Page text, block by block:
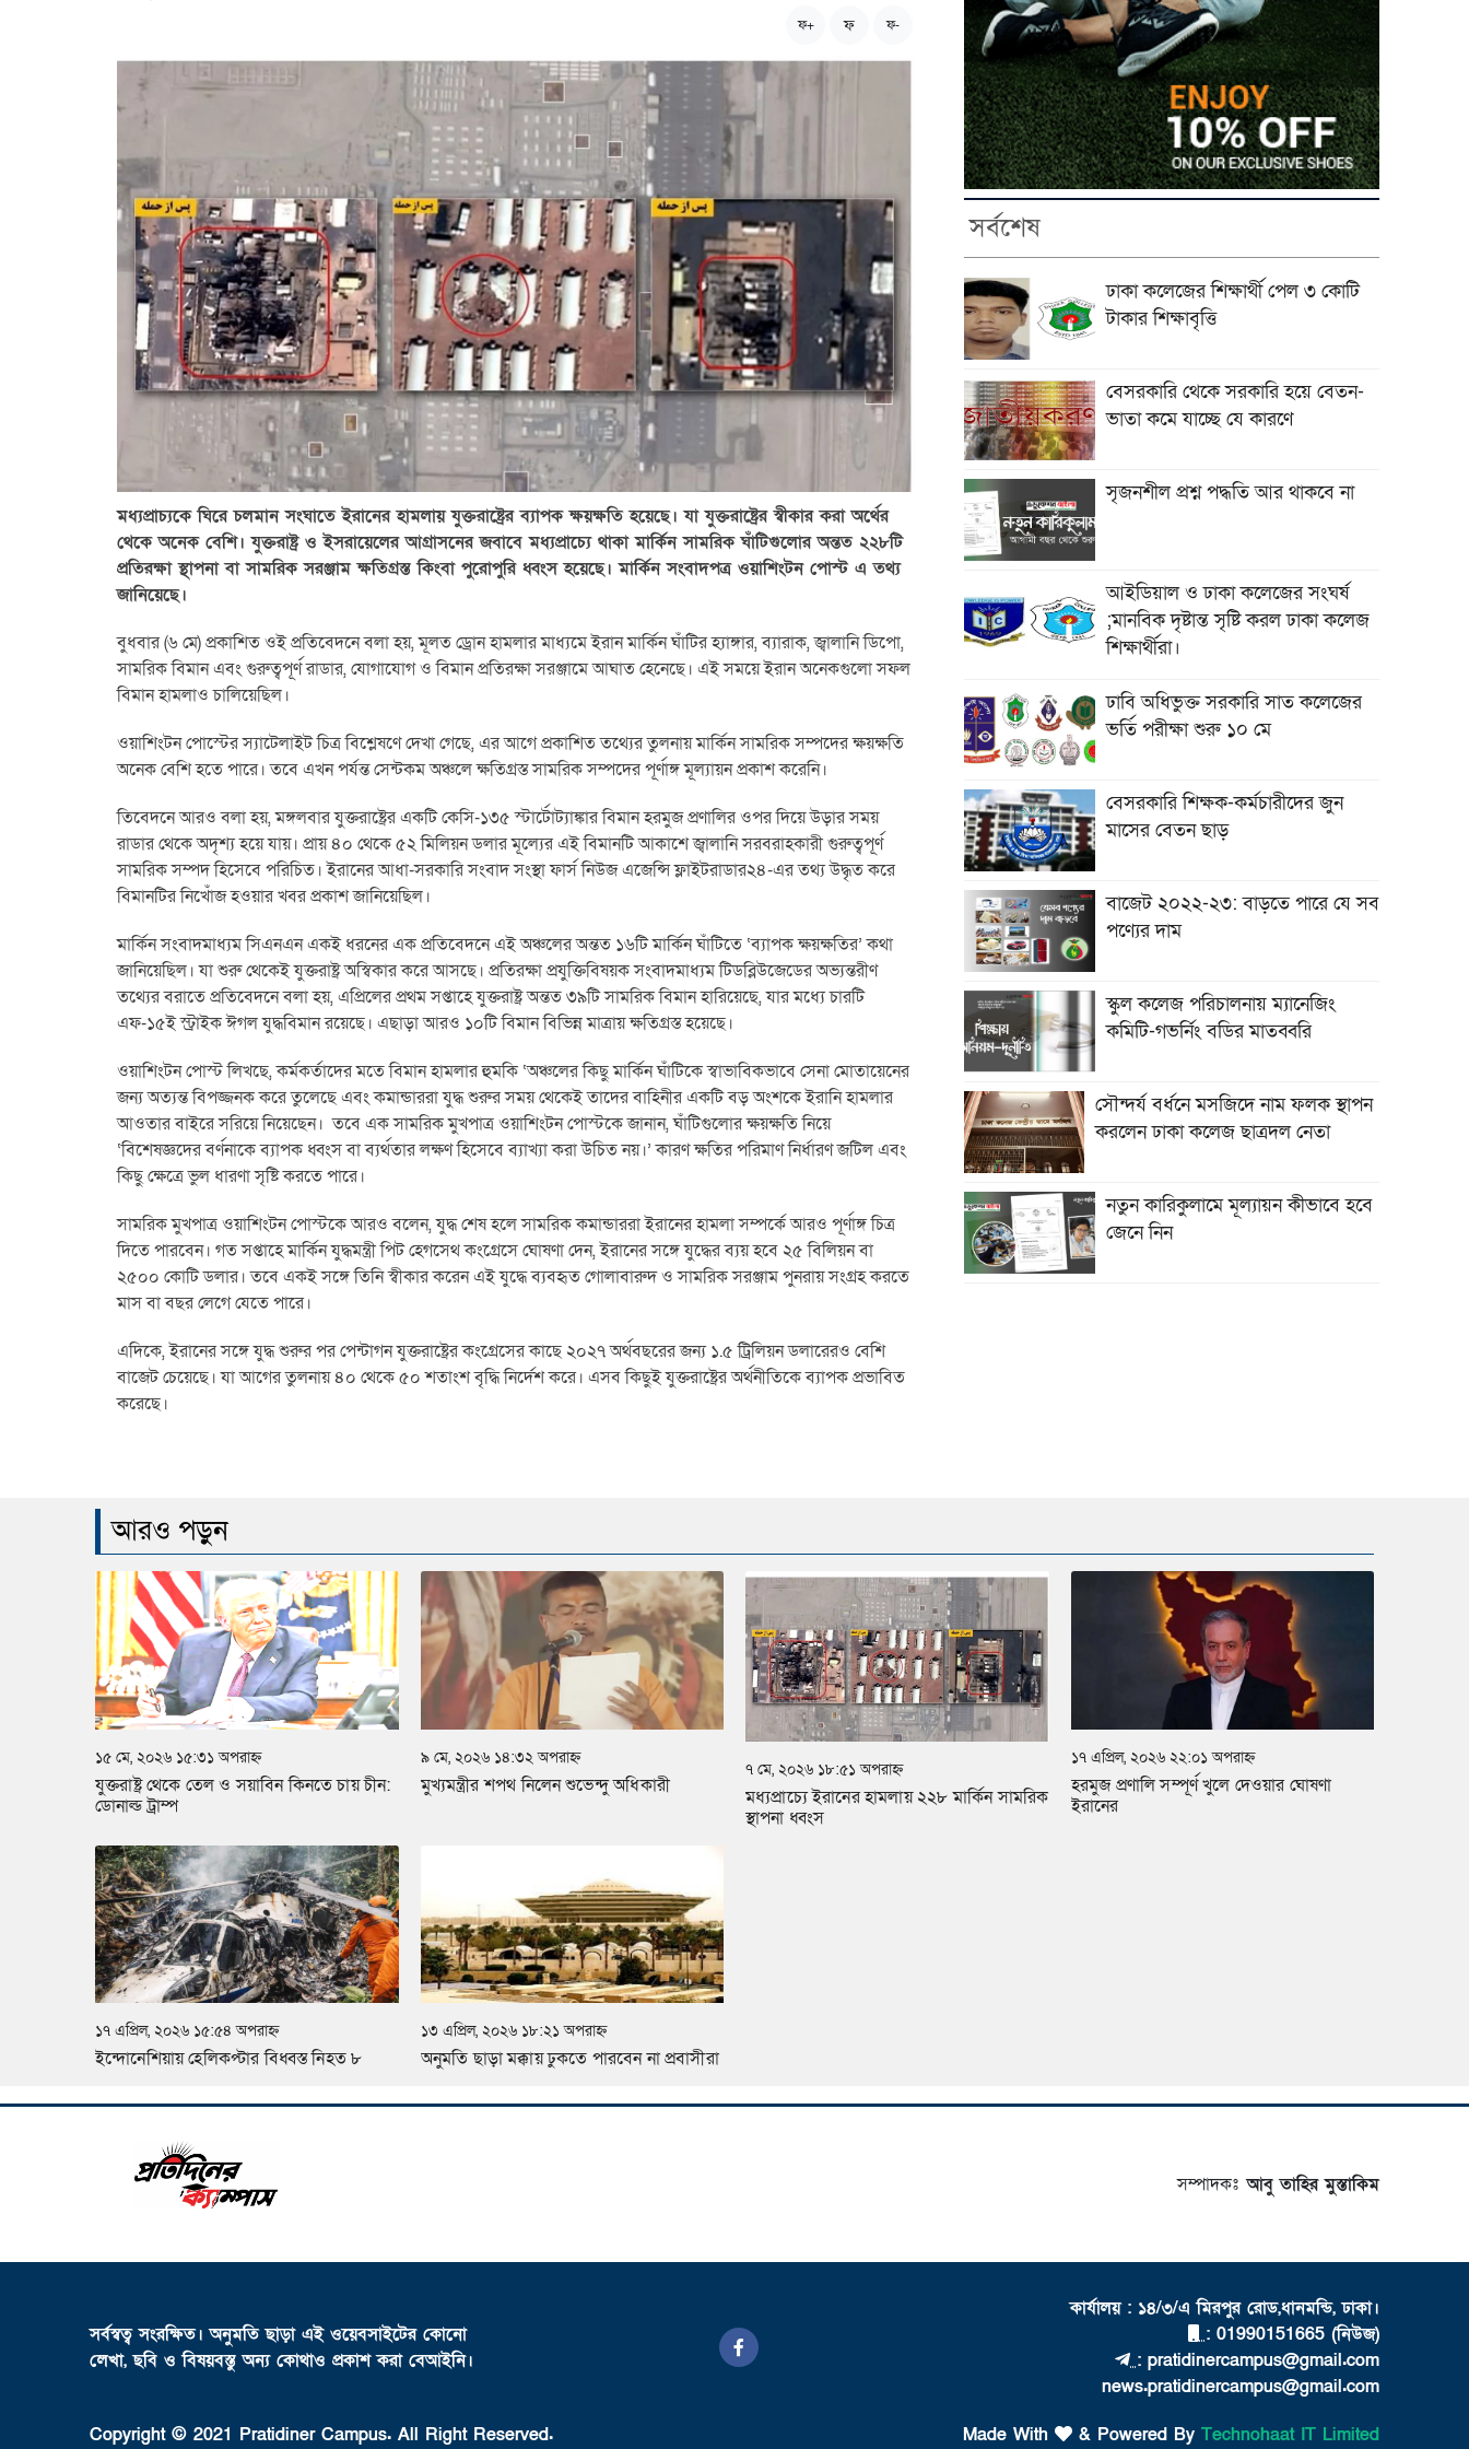
ফ+ ফ ফ-
মধ্যপ্রাচ্যকে ঘিরে চলমান সংঘাতে ইরানের হামলায় যুক্তরাষ্ট্রের ব্যাপক ক্ষয়ক্ষতি হয়েছে। যা যুক্তরাষ্ট্রের স্বীকার করা অর্থের
থেকে অনেক বেশি। যুক্তরাষ্ট্র ও ইসরায়েলের আগ্রাসনের জবাবে মধ্যপ্রাচ্যে থাকা মার্কিন সামরিক ঘাঁটিগুলোর অন্তত ২২৮টি
প্রতিরক্ষা স্থাপনা বা সামরিক সরঞ্জাম ক্ষতিগ্রস্ত কিংবা পুরোপুরি ধ্বংস হয়েছে। মার্কিন সংবাদপত্র ওয়াশিংটন পোস্ট এ তথ্য
জানিয়েছে।
বুধবার (৬ মে) প্রকাশিত ওই প্রতিবেদনে বলা হয়, মূলত ড্রোন হামলার মাধ্যমে ইরান মার্কিন ঘাঁটির হ্যাঙ্গার, ব্যারাক, জ্বালানি ডিপো,
সামরিক বিমান এবং গুরুত্বপূর্ণ রাডার, যোগাযোগ ও বিমান প্রতিরক্ষা সরঞ্জামে আঘাত হেনেছে। এই সময়ে ইরান অনেকগুলো সফল
বিমান হামলাও চালিয়েছিল।
ওয়াশিংটন পোস্টের স্যাটেলাইট চিত্র বিশ্লেষণে দেখা গেছে, এর আগে প্রকাশিত তথ্যের তুলনায় মার্কিন সামরিক সম্পদের ক্ষয়ক্ষতি
অনেক বেশি হতে পারে। তবে এখন পর্যন্ত সেন্টকম অঞ্চলে ক্ষতিগ্রস্ত সামরিক সম্পদের পূর্ণাঙ্গ মূল্যায়ন প্রকাশ করেনি।
তিবেদনে আরও বলা হয়, মঙ্গলবার যুক্তরাষ্ট্রের একটি কেসি-১৩৫ স্টার্টোট্যাঙ্কার বিমান হরমুজ প্রণালির ওপর দিয়ে উড়ার সময়
রাডার থেকে অদৃশ্য হয়ে যায়। প্রায় ৪০ থেকে ৫২ মিলিয়ন ডলার মূল্যের এই বিমানটি আকাশে জ্বালানি সরবরাহকারী গুরুত্বপূর্ণ
সামরিক সম্পদ হিসেবে পরিচিত। ইরানের আধা-সরকারি সংবাদ সংস্থা ফার্স নিউজ এজেন্সি ফ্লাইটরাডার২৪-এর তথ্য উদ্ধৃত করে
বিমানটির নিখোঁজ হওয়ার খবর প্রকাশ জানিয়েছিল।
মার্কিন সংবাদমাধ্যম সিএনএন একই ধরনের এক প্রতিবেদনে এই অঞ্চলের অন্তত ১৬টি মার্কিন ঘাঁটিতে ‘ব্যাপক ক্ষয়ক্ষতির’ কথা
জানিয়েছিল। যা শুরু থেকেই যুক্তরাষ্ট্র অস্বিকার করে আসছে। প্রতিরক্ষা প্রযুক্তিবিষয়ক সংবাদমাধ্যম টিডব্লিউজেডের অভ্যন্তরীণ
তথ্যের বরাতে প্রতিবেদনে বলা হয়, এপ্রিলের প্রথম সপ্তাহে যুক্তরাষ্ট্র অন্তত ৩৯টি সামরিক বিমান হারিয়েছে, যার মধ্যে চারটি
এফ-১৫ই স্ট্রাইক ঈগল যুদ্ধবিমান রয়েছে। এছাড়া আরও ১০টি বিমান বিভিন্ন মাত্রায় ক্ষতিগ্রস্ত হয়েছে।
ওয়াশিংটন পোস্ট লিখছে, কর্মকর্তাদের মতে বিমান হামলার হুমকি ‘অঞ্চলের কিছু মার্কিন ঘাঁটিকে স্বাভাবিকভাবে সেনা মোতায়েনের
জন্য অত্যন্ত বিপজ্জনক করে তুলেছে এবং কমান্ডাররা যুদ্ধ শুরুর সময় থেকেই তাদের বাহিনীর একটি বড় অংশকে ইরানি হামলার
আওতার বাইরে সরিয়ে নিয়েছেন। তবে এক সামরিক মুখপাত্র ওয়াশিংটন পোস্টকে জানান, ঘাঁটিগুলোর ক্ষয়ক্ষতি নিয়ে
‘বিশেষজ্ঞদের বর্ণনাকে ব্যাপক ধ্বংস বা ব্যর্থতার লক্ষণ হিসেবে ব্যাখ্যা করা উচিত নয়।’ কারণ ক্ষতির পরিমাণ নির্ধারণ জটিল এবং
কিছু ক্ষেত্রে ভুল ধারণা সৃষ্টি করতে পারে।
সামরিক মুখপাত্র ওয়াশিংটন পোস্টকে আরও বলেন, যুদ্ধ শেষ হলে সামরিক কমান্ডাররা ইরানের হামলা সম্পর্কে আরও পূর্ণাঙ্গ চিত্র
দিতে পারবেন। গত সপ্তাহে মার্কিন যুদ্ধমন্ত্রী পিট হেগসেথ কংগ্রেসে ঘোষণা দেন, ইরানের সঙ্গে যুদ্ধের ব্যয় হবে ২৫ বিলিয়ন বা
২৫০০ কোটি ডলার। তবে একই সঙ্গে তিনি স্বীকার করেন এই যুদ্ধে ব্যবহৃত গোলাবারুদ ও সামরিক সরঞ্জাম পুনরায় সংগ্রহ করতে
মাস বা বছর লেগে যেতে পারে।
এদিকে, ইরানের সঙ্গে যুদ্ধ শুরুর পর পেন্টাগন যুক্তরাষ্ট্রের কংগ্রেসের কাছে ২০২৭ অর্থবছরের জন্য ১.৫ ট্রিলিয়ন ডলারেরও বেশি
বাজেট চেয়েছে। যা আগের তুলনায় ৪০ থেকে ৫০ শতাংশ বৃদ্ধি নির্দেশ করে। এসব কিছুই যুক্তরাষ্ট্রের অর্থনীতিকে ব্যাপক প্রভাবিত
করেছে।
সর্বশেষ
ঢাকা কলেজের শিক্ষার্থী পেল ৩ কোটি
টাকার শিক্ষাবৃত্তি
বেসরকারি থেকে সরকারি হয়ে বেতন-
ভাতা কমে যাচ্ছে যে কারণে
সৃজনশীল প্রশ্ন পদ্ধতি আর থাকবে না
আইডিয়াল ও ঢাকা কলেজের সংঘর্ষ
;মানবিক দৃষ্টান্ত সৃষ্টি করল ঢাকা কলেজ
শিক্ষার্থীরা।
ঢাবি অধিভুক্ত সরকারি সাত কলেজের
ভর্তি পরীক্ষা শুরু ১০ মে
বেসরকারি শিক্ষক-কর্মচারীদের জুন
মাসের বেতন ছাড়
বাজেট ২০২২-২৩: বাড়তে পারে যে সব
পণ্যের দাম
স্কুল কলেজ পরিচালনায় ম্যানেজিং
কমিটি-গভর্নিং বডির মাতব্বরি
সৌন্দর্য বর্ধনে মসজিদে নাম ফলক স্থাপন
করলেন ঢাকা কলেজ ছাত্রদল নেতা
নতুন কারিকুলামে মূল্যায়ন কীভাবে হবে
জেনে নিন
আরও পড়ুন
১৫ মে, ২০২৬ ১৫:৩১ অপরাহ্ন
যুক্তরাষ্ট্র থেকে তেল ও সয়াবিন কিনতে চায় চীন:
ডোনাল্ড ট্রাম্প
৯ মে, ২০২৬ ১৪:৩২ অপরাহ্ন
মুখ্যমন্ত্রীর শপথ নিলেন শুভেন্দু অধিকারী
৭ মে, ২০২৬ ১৮:৫১ অপরাহ্ন
মধ্যপ্রাচ্যে ইরানের হামলায় ২২৮ মার্কিন সামরিক
স্থাপনা ধ্বংস
১৭ এপ্রিল, ২০২৬ ২২:০১ অপরাহ্ন
হরমুজ প্রণালি সম্পূর্ণ খুলে দেওয়ার ঘোষণা
ইরানের
১৭ এপ্রিল, ২০২৬ ১৫:৫৪ অপরাহ্ন
ইন্দোনেশিয়ায় হেলিকপ্টার বিধ্বস্ত নিহত ৮
১৩ এপ্রিল, ২০২৬ ১৮:২১ অপরাহ্ন
অনুমতি ছাড়া মক্কায় ঢুকতে পারবেন না প্রবাসীরা
সম্পাদকঃআবু তাহির মুস্তাকিম
সর্বস্বত্ব সংরক্ষিত। অনুমতি ছাড়া এই ওয়েবসাইটের কোনো
লেখা, ছবি ও বিষয়বস্তু অন্য কোথাও প্রকাশ করা বেআইনি।
কার্যালয় : ১৪/৩/এ মিরপুর রোড,ধানমন্ডি, ঢাকা।
: 01990151665 (নিউজ)
: pratidinercampus@gmail.com
news.pratidinercampus@gmail.com
Copyright © 2021 Pratidiner Campus. All Right Reserved.
Made With & Powered By Technohaat IT Limited